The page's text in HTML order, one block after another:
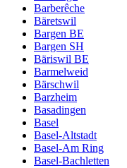
Barberêche
Bäretswil
Bargen BE
Bargen SH
Bäriswil BE
Barmelweid
Bärschwil
Barzheim
Basadingen
Basel
Basel-Altstadt
Basel-Am Ring
Basel-Bachletten